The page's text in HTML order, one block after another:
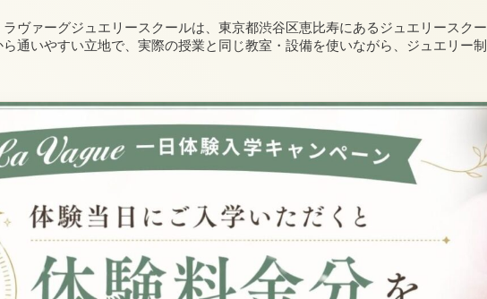
ラヴァーグジュエリースクールは、東京都渋谷区恵比寿にあるジュエリースクー
通いやすい立地で、実際の授業と同じ教室・設備を使いながら、ジュエリー制